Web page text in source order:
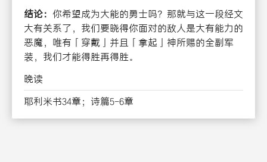
结论： 你希望成为大能的勇士吗？那就与这一段经文
大有关系了，我们要晓得你面对的敌人是大有能力的
恶魔，唯有「穿戴」并且「拿起」神所赐的全副军
装，我们才能得胜再得胜。
晚读
耶利米书34章；诗篇5-6章